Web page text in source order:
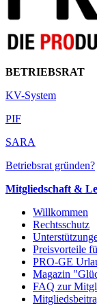
BETRIEBSRAT
KV-System
PIF
SARA
Betriebsrat gründen?
Mitgliedschaft &
Willkommen
Rechtsschutz
Preisvorteile
PRO-GE
Magazin
FAQ zur